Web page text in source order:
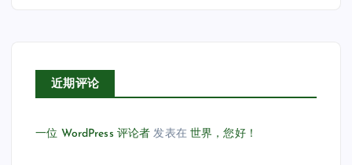
近期评论
一位 WordPress 评论者 发表在世界，您好！